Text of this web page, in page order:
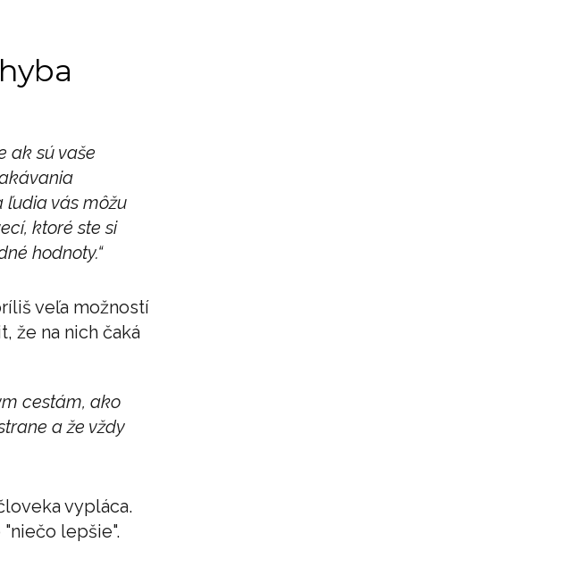
ak sú vaše
ľudia vás môžu
ktoré ste si
hodnoty.“
veľa možností
že na nich čaká
cestám, ako
a že vždy
vypláca.
lepšie".